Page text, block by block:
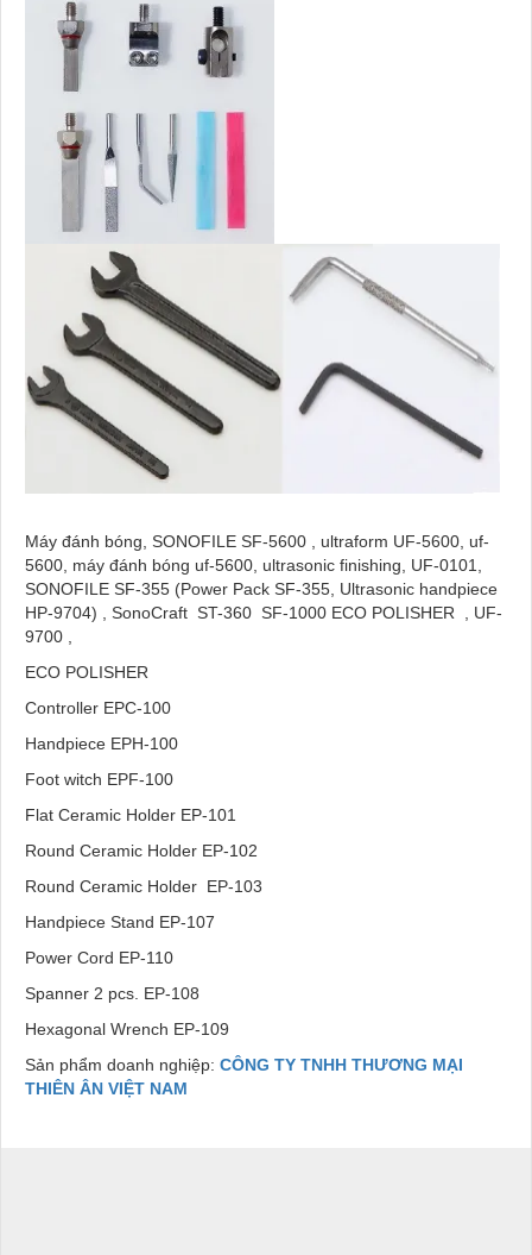
Máy đánh bóng, SONOFILE SF-5600 , ultraform UF-5600, uf-
5600, máy đánh bóng uf-5600, ultrasonic finishing, UF-0101,
SONOFILE SF-355 (Power Pack SF-355, Ultrasonic handpiece
HP-9704) , SonoCraft ST-360 SF-1000 ECO POLISHER , UF-
9700 ,
ECO POLISHER
Controller EPC-100
Handpiece EPH-100
Foot witch EPF-100
Flat Ceramic Holder EP-101
Round Ceramic Holder EP-102
Round Ceramic Holder EP-103
Handpiece Stand EP-107
Power Cord EP-110
Spanner 2 pcs. EP-108
Hexagonal Wrench EP-109
Sản phẩm doanh nghiệp: CÔNG TY TNHH THƯƠNG MẠI
THIÊN ÂN VIỆT NAM